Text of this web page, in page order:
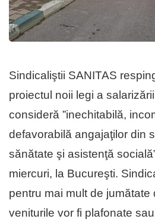
Sindicaliştii SANITAS
proiectul noii legi a
consideră ”inechitabilă,
defavorabilă angajaţilor din
sănătate şi asistenţă
miercuri, la Bucureşti.
pentru mai mult de jumătate
veniturile vor fi plafonate